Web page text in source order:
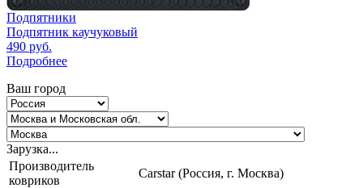
Подпятники
Подпятник каучуковый
490 руб.
Подробнее
Ваш город
Зарузка...
Производитель
ковриков
Carstar (Россия, г. Москва)